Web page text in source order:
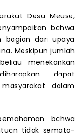
Desa Meuse,
bahwa
bagian dari upaya
Meskipun jumlah
menekankan
dapat
dalam
bahwa
tidak semata-